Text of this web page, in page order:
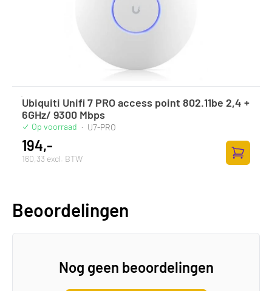
Ubiquiti Unifi 7 PRO access point 802.11be 2,4 +
6GHz/ 9300 Mbps
Op voorraad · U7-PRO
194,-
160,33 excl. BTW
Zum
Beoordelingen
Nog geen beoordelingen